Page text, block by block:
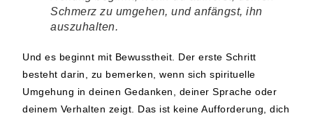
Schmerz zu umgehen, und anfängst, ihn
auszuhalten.
Und es beginnt mit Bewusstheit. Der erste Schritt
besteht darin, zu bemerken, wenn sich spirituelle
Umgehung in deinen Gedanken, deiner Sprache oder
deinem Verhalten zeigt. Das ist keine Aufforderung, dich